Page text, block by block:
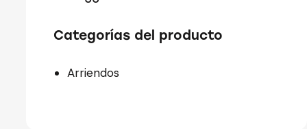
Categorías del producto
Arriendos